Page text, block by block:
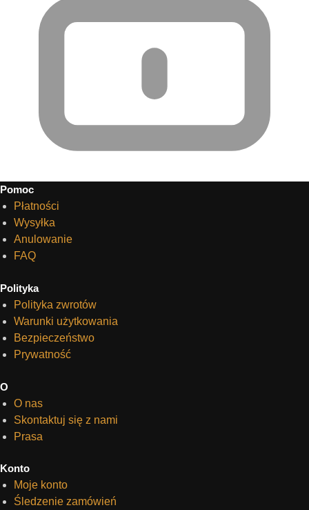
Pomoc
Płatności
Wysyłka
Anulowanie
FAQ
Polityka
Polityka zwrotów
Warunki użytkowania
Bezpieczeństwo
Prywatność
O
O nas
Skontaktuj się z nami
Prasa
Konto
Moje konto
Śledzenie zamówień